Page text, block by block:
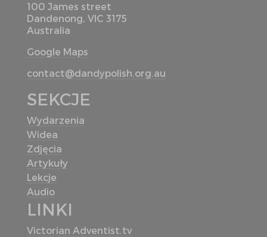
100 James street
Dandenong, VIC 3175
Australia
Google Maps
contact@dandypolish.org.au
SEKCJE
Wydarzenia
Widea
Zdjęcia
Artykuły
Lekcje
Audio
LINKI
Victorian Adventist.tv